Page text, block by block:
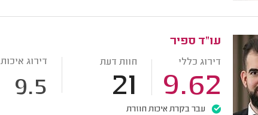
עו"ד ספיר
דירוג כללי
9.62
חוות דעת
21
דירוג איכות
9.5
עבר בקרת איכות חוזרת